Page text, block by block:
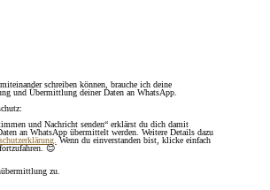
schreiben können, brauche ich deine
und Übermittlung deiner Daten an WhatsApp.
und Nachricht senden“ erklärst du dich damit
an WhatsApp übermittelt werden. Weitere Details dazu
Wenn du einverstanden bist, klicke einfach
😊
zu.